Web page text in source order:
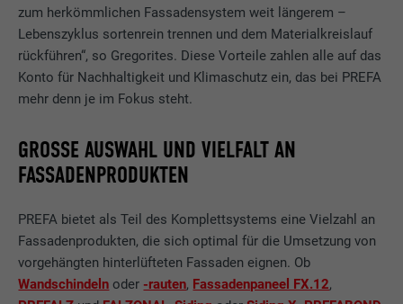
zum herkömmlichen Fassadensystem weit längerem –
Lebenszyklus sortenrein trennen und dem Materialkreislauf
rückführen“, so Gregorites. Diese Vorteile zahlen alle auf das
Konto für Nachhaltigkeit und Klimaschutz ein, das bei PREFA
mehr denn je im Fokus steht.
GROSSE AUSWAHL UND VIELFALT AN F
ASSADENPRODUKTEN
PREFA bietet als Teil des Komplettsystems eine Vielzahl an
Fassadenprodukten, die sich optimal für die Umsetzung von
vorgehängten hinterlüfteten Fassaden eignen. Ob
Wandschindeln oder -rauten, Fassadenpaneel FX.12,